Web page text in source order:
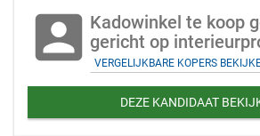
account_box Kadowinkel te koop
gericht op
VERGELIJKBARE KOPERS
DEZE KANDIDAAT